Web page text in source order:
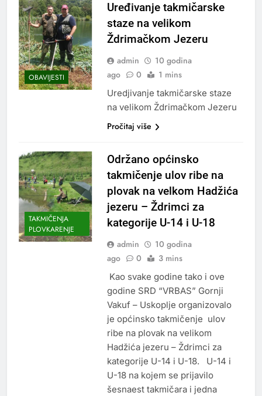
OBAVIJESTI
Uređivanje takmičarske
staze na velikom
Ždrimačkom Jezeru
admin
10 godina
ago
0 1 mins
Uredjivanje takmičarske staze
na velikom Ždrimačkom Jezeru
Pročitaj više
TAKMIČENJA
PLOVKARENJE
Održano općinsko
takmičenje ulov ribe na
plovak na velkom Hadžića
jezeru – Ždrimci za
kategorije U-14 i U-18
admin
10 godina
ago
0 3 mins
Kao svake godine tako i ove
godine SRD “VRBAS” Gornji
Vakuf – Uskoplje organizovalo
je općinsko takmičenje ulov
ribe na plovak na velikom
Hadžića jezeru – Ždrimci za
kategorije U-14 i U-18. U-14 i
U-18 na kojem se prijavilo
šesnaest takmičara i jedna